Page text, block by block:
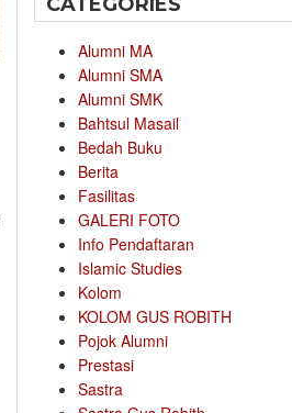
CATEGORIES
Alumni MA
Alumni SMA
Alumni SMK
Bahtsul Masail
Bedah Buku
Berita
Fasilitas
GALERI FOTO
Info Pendaftaran
Islamic Studies
Kolom
KOLOM GUS ROBITH
Pojok Alumni
Prestasi
Sastra